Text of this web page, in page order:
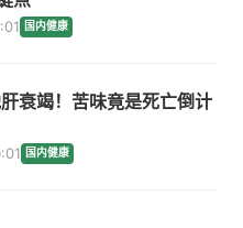
国内健康
衰竭！苦味竟是死亡倒计
国内健康